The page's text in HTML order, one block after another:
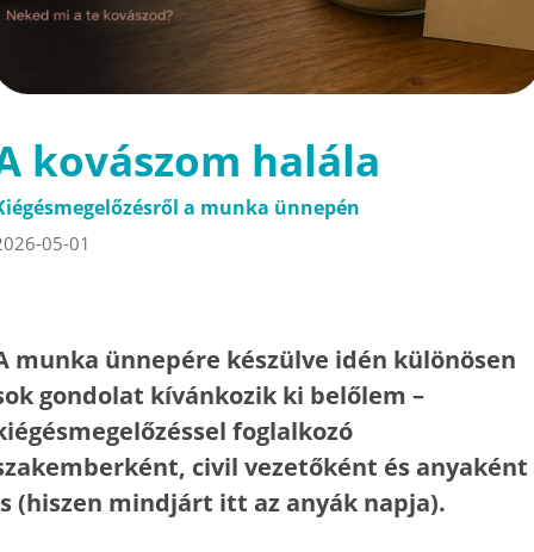
kovászom halála
a munka ünnepén
05-01
munka ünnepére készülve idén különösen
gondolat kívánkozik ki belőlem –
foglalkozó
civil vezetőként és anyaként
(hiszen mindjárt itt az anyák napja).